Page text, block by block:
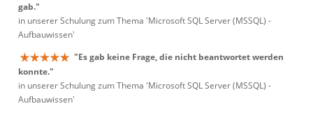
gab."
in unserer Schulung zum Thema 'Microsoft SQL Server (MSSQL) -
Aufbauwissen'
"Es gab keine Frage, die nicht beantwortet werden
konnte."
in unserer Schulung zum Thema 'Microsoft SQL Server (MSSQL) -
Aufbauwissen'